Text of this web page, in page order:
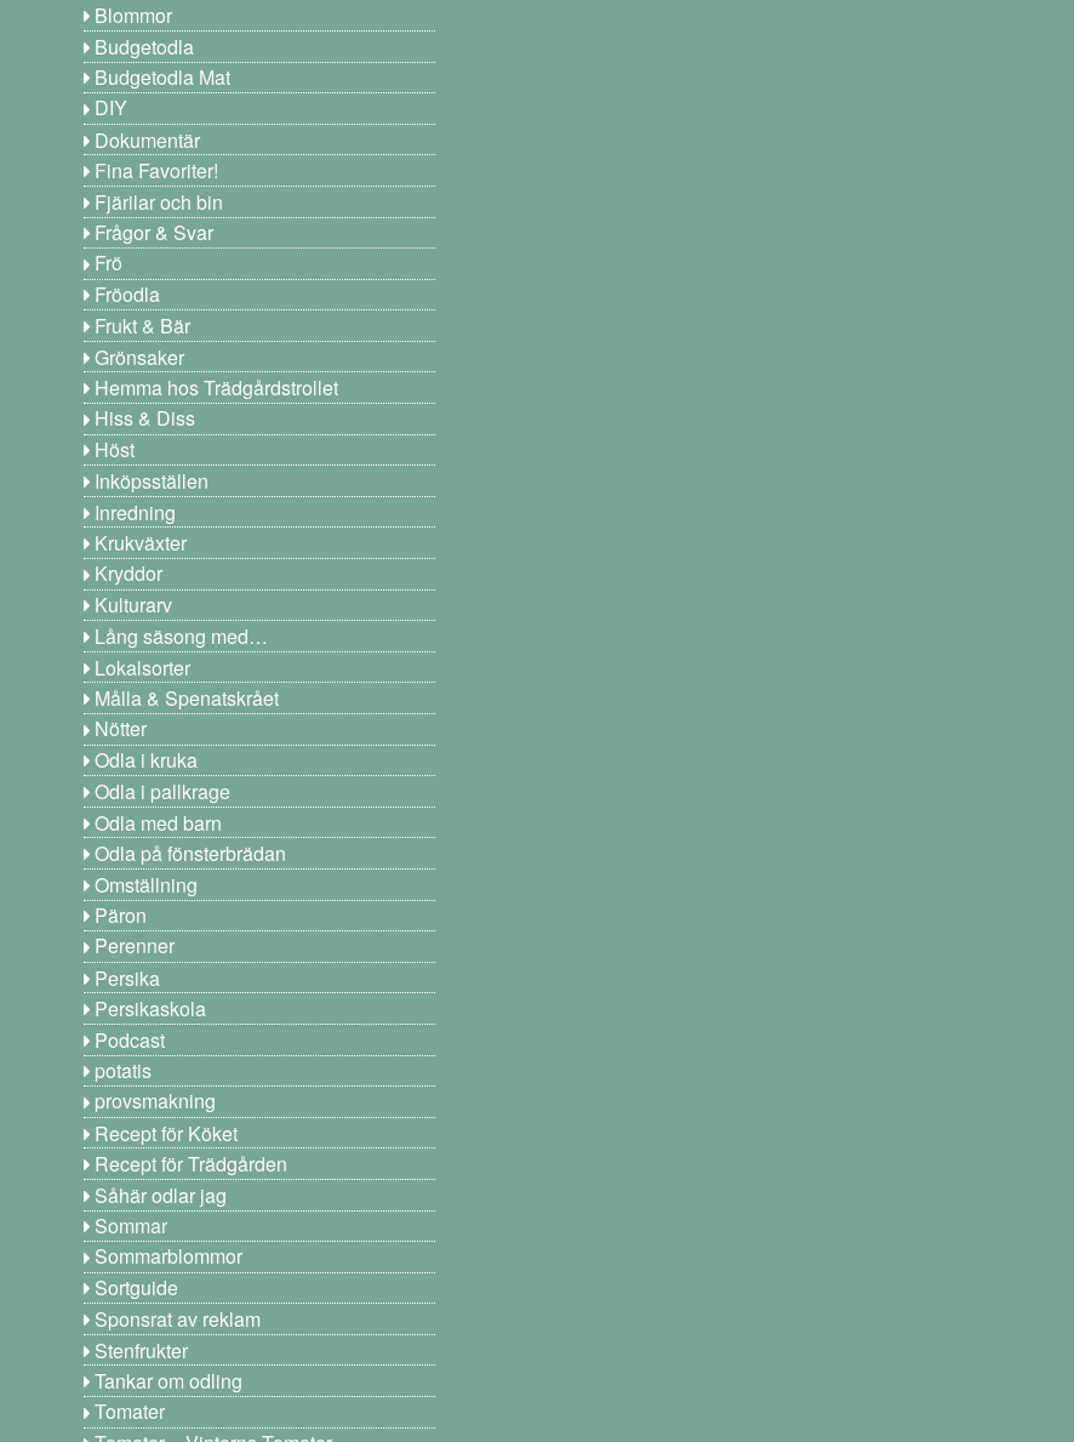
Blommor
Budgetodla
Budgetodla Mat
DIY
Dokumentär
Fina Favoriter!
Fjärilar och bin
Frågor & Svar
Frö
Fröodla
Frukt & Bär
Grönsaker
Hemma hos Trädgårdstrollet
Hiss & Diss
Höst
Inköpsställen
Inredning
Krukväxter
Kryddor
Kulturarv
Lång säsong med…
Lokalsorter
Målla & Spenatskrået
Nötter
Odla i kruka
Odla i pallkrage
Odla med barn
Odla på fönsterbrädan
Omställning
Päron
Perenner
Persika
Persikaskola
Podcast
potatis
provsmakning
Recept för Köket
Recept för Trädgården
Såhär odlar jag
Sommar
Sommarblommor
Sortguide
Sponsrat av reklam
Stenfrukter
Tankar om odling
Tomater